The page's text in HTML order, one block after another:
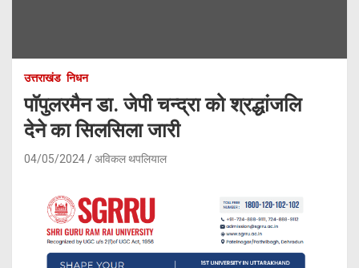
उत्तराखंड निधन
पाॅपुलरमैन डा. जेपी चन्द्रा को श्रद्धांजलि
देने का सिलसिला जारी
04/05/2024 अविकल थपलियाल